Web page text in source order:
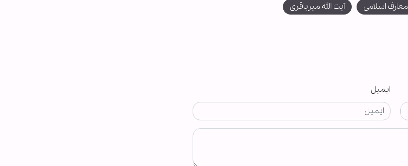
معارف اسلامی آیت الله میرباقری
ایمیل